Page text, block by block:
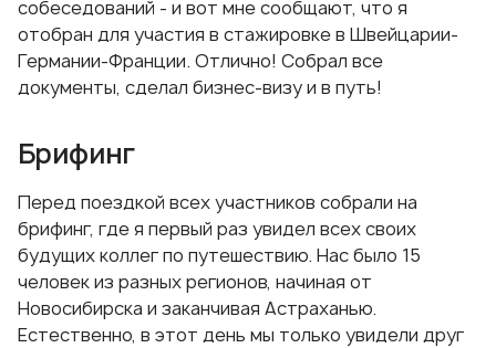
собеседований - и вот мне сообщают, что я
отобран для участия в стажировке в Швейцарии-
Германии-Франции. Отлично! Собрал все
документы, сделал бизнес-визу и в путь!
Брифинг
Перед поездкой всех участников собрали на
брифинг, где я первый раз увидел всех своих
будущих коллег по путешествию. Нас было 15
человек из разных регионов, начиная от
Новосибирска и заканчивая Астраханью.
Естественно, в этот день мы только увидели друг